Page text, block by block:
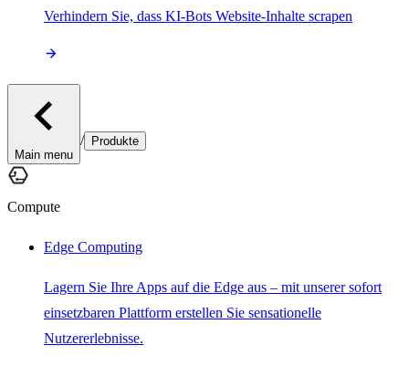
Verhindern Sie, dass KI-Bots Website-Inhalte scrapen
Main menu
/ Produkte
Compute
Edge Computing
Lagern Sie Ihre Apps auf die Edge aus – mit unserer sofort
einsetzbaren Plattform erstellen Sie sensationelle
Nutzererlebnisse.